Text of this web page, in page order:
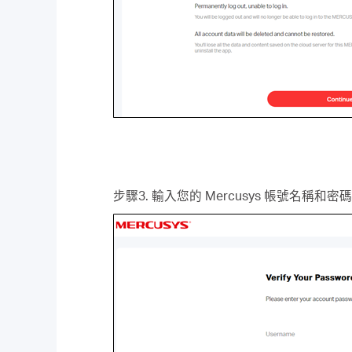
步驟3. 輸入您的 Mercusys 帳號名稱和密